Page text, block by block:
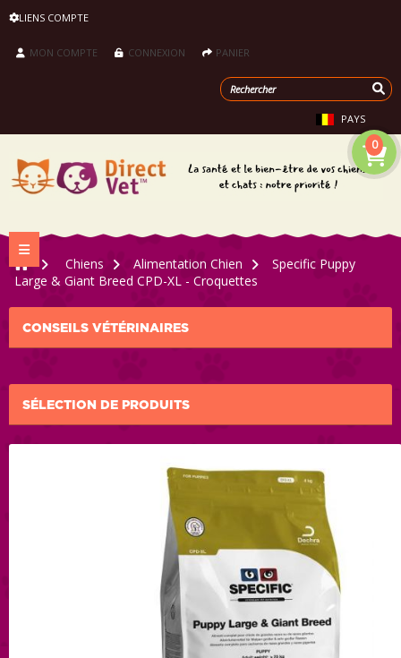
LIENS COMPTE
MON COMPTE CONNEXION PANIER
PAYS
0
Navigation bascule
>
Chiens > Alimentation Chien >
Specific Puppy
Large & Giant Breed CPD-XL - Croquettes
CONSEILS VÉTÉRINAIRES
SÉLECTION DE PRODUITS